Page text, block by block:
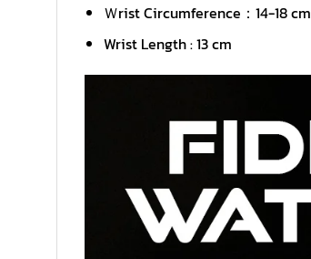
Ｗrist Circumference：14-18 cm
Wrist Length : 13 cm